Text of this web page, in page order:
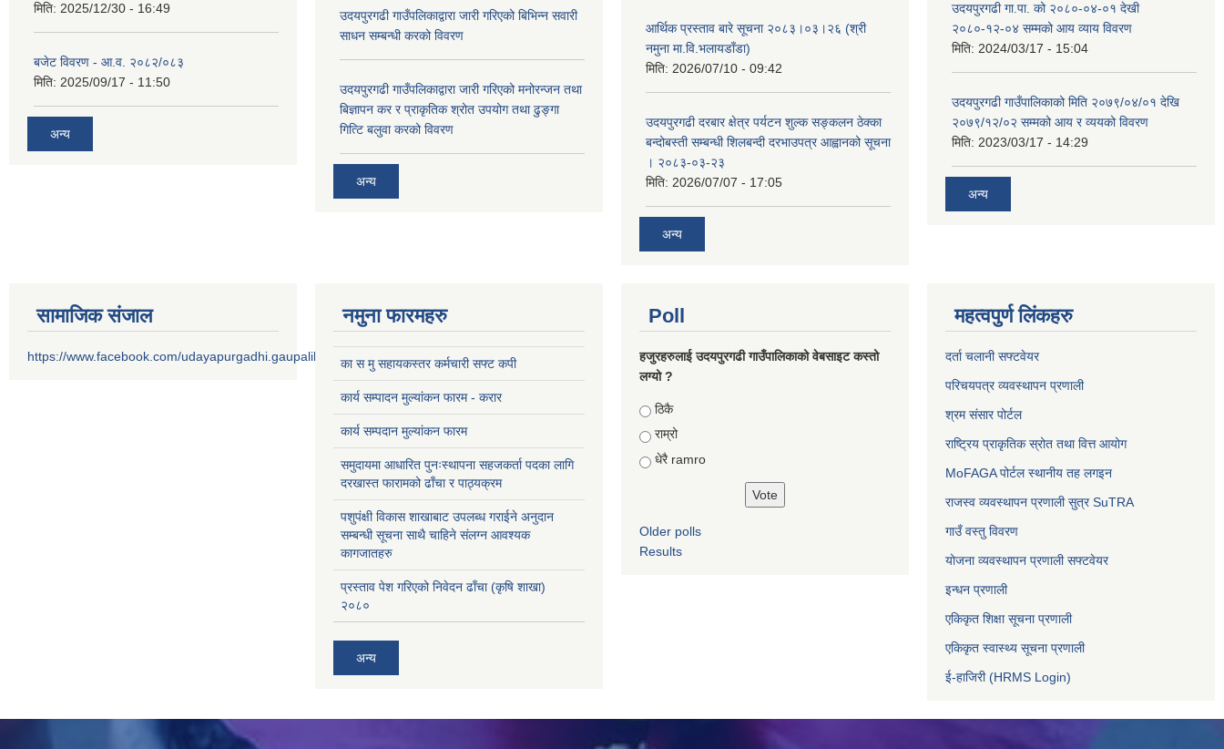
मिति: 2025/12/30 - 16:49
बजेट विवरण - आ.व. २०८२/०८३
मिति: 2025/09/17 - 11:50
अन्य
उदयपुरगढी गाउँपलिकाद्वारा जारी गरिएको बिभिन्न सवारी
साधन सम्बन्धी करको विवरण
उदयपुरगढी गाउँपलिकाद्वारा जारी गरिएको मनोरन्जन तथा
बिज्ञापन कर र प्राकृतिक श्रोत उपयोग तथा ढुङ्गा
गित्टि बलुवा करको विवरण
अन्य
आर्थिक प्रस्ताव बारे सूचना २०८३।०३।२६ (श्री
नमुना मा.वि.भलायडाँडा)
मिति: 2026/07/10 - 09:42
उदयपुरगढी दरबार क्षेत्र पर्यटन शुल्क सङ्कलन ठेक्का
बन्दोबस्ती सम्बन्धी शिलबन्दी दरभाउपत्र आह्वानको सूचना
। २०८३-०३-२३
मिति: 2026/07/07 - 17:05
अन्य
उदयपुरगढी गा.पा. को २०८०-०४-०१ देखी
२०८०-१२-०४ सम्मको आय व्याय विवरण
मिति: 2024/03/17 - 15:04
उदयपुरगढी गाउँपालिकाको मिति २०७९/०४/०१ देखि
२०७९/१२/०२ सम्मको आय र व्ययको विवरण
मिति: 2023/03/17 - 14:29
अन्य
सामाजिक संजाल
https://www.facebook.com/udayapurgadhi.gaupalika
नमुना फारमहरु
का स मु सहायकस्तर कर्मचारी सफ्ट कपी
कार्य सम्पादन मुल्यांकन फारम - करार
कार्य सम्पदान मुल्यांकन फारम
समुदायमा आधारित पुनःस्थापना सहजकर्ता पदका लागि
दरखास्त फारामको ढाँचा र पाठ्यक्रम
पशुपंक्षी विकास शाखाबाट उपलब्ध गराईने अनुदान
सम्बन्धी सूचना साथै चाहिने संलग्न आवश्यक
कागजातहरु
प्रस्ताव पेश गरिएको निवेदन ढाँचा (कृषि शाखा)
२०८०
अन्य
Poll
हजुरहरुलाई उदयपुरगढी गाउँपालिकाको वेबसाइट कस्तो
लग्यो ?
Choices
ठिकै
राम्रो
धेरै ramro
Older polls
Results
महत्वपुर्ण लिंकहरु
दर्ता चलानी सफ्टवेयर
परिचयपत्र व्यवस्थापन प्रणाली
श्रम संसार पोर्टल
राष्ट्रिय प्राकृतिक स्रोत तथा वित्त आयोग
MoFAGA पोर्टल स्थानीय तह लगइन
राजस्व व्यवस्थापन प्रणाली सुत्र SuTRA
गाउँ वस्तु विवरण
योजना व्यवस्थापन प्रणाली सफ्टवेयर
इन्धन प्रणाली
एकिकृत शिक्षा सूचना प्रणाली
एकिकृत स्वास्थ्य सूचना प्रणाली
ई-हाजिरी (HRMS Login)